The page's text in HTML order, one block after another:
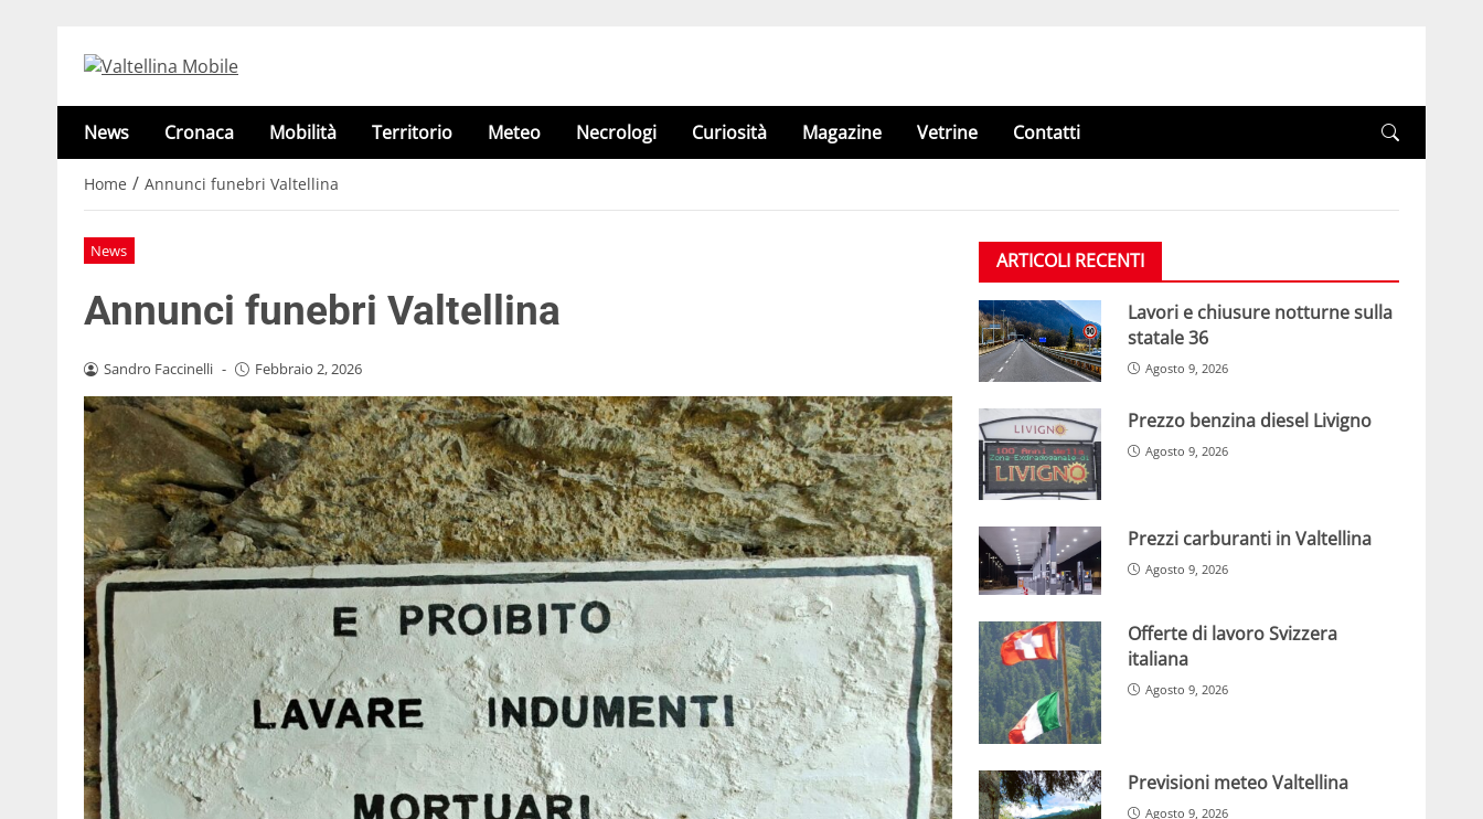
News Cronaca Mobilità Territorio Meteo Necrologi Curiosità Magazine Vetrine Contatti
Home / Annunci funebri Valtellina
News
Annunci funebri Valtellina
Sandro Faccinelli - Febbraio 2, 2026
ARTICOLI RECENTI
Lavori e chiusure notturne sulla
statale 36
Agosto 9, 2026
Prezzo benzina diesel Livigno
Agosto 9, 2026
Prezzi carburanti in Valtellina
Agosto 9, 2026
Offerte di lavoro Svizzera
italiana
Agosto 9, 2026
Previsioni meteo Valtellina
Agosto 9, 2026